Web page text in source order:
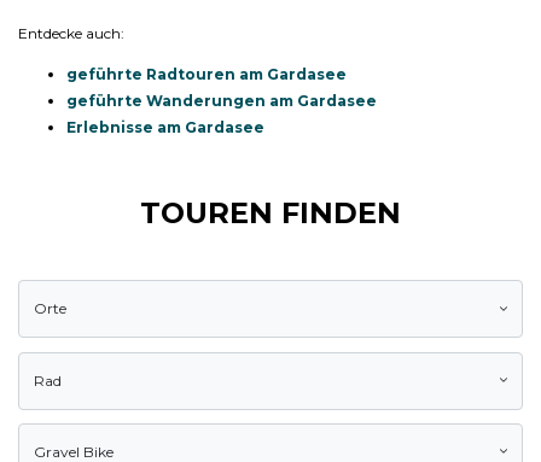
Entdecke auch:
geführte Radtouren am Gardasee
geführte Wanderungen am Gardasee
Erlebnisse am Gardasee
TOUREN FINDEN
Orte
Rad
Gravel Bike